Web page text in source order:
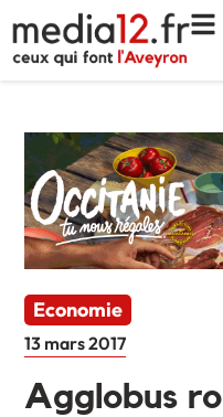
Economie
13 mars 2017
Agglobus